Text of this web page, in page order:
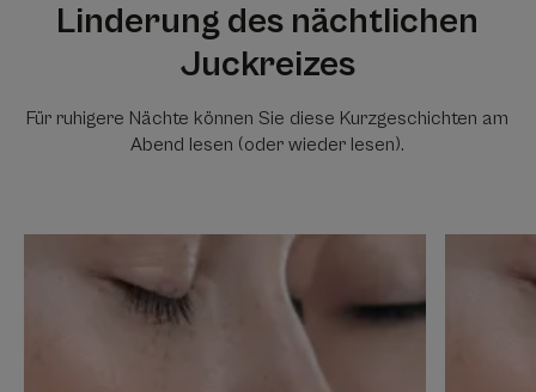
Linderung des nächtlichen
Juckreizes
Für ruhigere Nächte können Sie diese Kurzgeschichten am
Abend lesen (oder wieder lesen).
GESCHICHTE